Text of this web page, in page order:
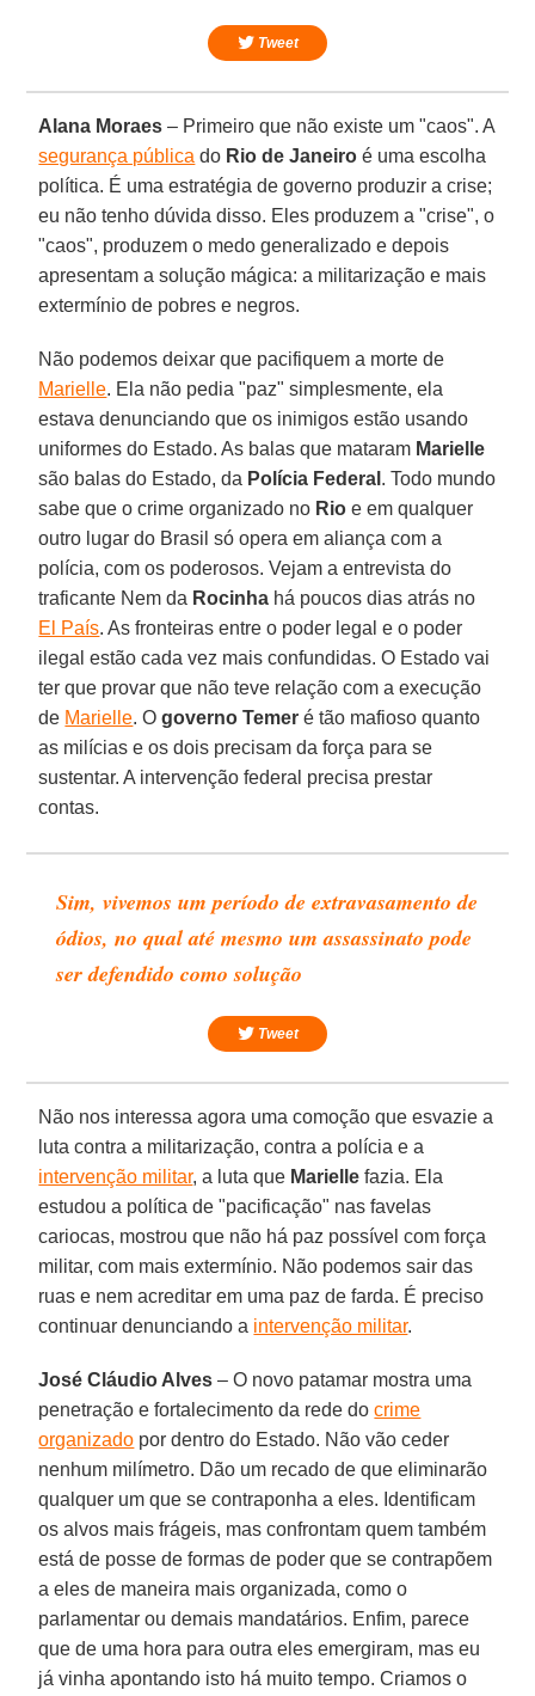
Tweet
Alana Moraes – Primeiro que não existe um "caos". A
segurança pública do Rio de Janeiro é uma escolha
política. É uma estratégia de governo produzir a crise;
eu não tenho dúvida disso. Eles produzem a "crise", o
"caos", produzem o medo generalizado e depois
apresentam a solução mágica: a militarização e mais
extermínio de pobres e negros.
Não podemos deixar que pacifiquem a morte de
Marielle. Ela não pedia "paz" simplesmente, ela
estava denunciando que os inimigos estão usando
uniformes do Estado. As balas que mataram Marielle
são balas do Estado, da Polícia Federal . Todo mundo
sabe que o crime organizado no Rio e em qualquer
outro lugar do Brasil só opera em aliança com a
polícia, com os poderosos. Vejam a entrevista do
traficante Nem da Rocinha há poucos dias atrás no
El País. As fronteiras entre o poder legal e o poder
ilegal estão cada vez mais confundidas. O Estado vai
ter que provar que não teve relação com a execução
de Marielle. Ogoverno Temer é tão mafioso quanto
as milícias e os dois precisam da força para se
sustentar. A intervenção federal precisa prestar
contas.
Sim, vivemos um período de extravasamento de
ódios, no qual até mesmo um assassinato pode
ser defendido como solução
Tweet
Não nos interessa agora uma comoção que esvazie a
luta contra a militarização, contra a polícia e a
intervenção militar, a luta que Marielle fazia. Ela
estudou a política de "pacificação" nas favelas
cariocas, mostrou que não há paz possível com força
militar, com mais extermínio. Não podemos sair das
ruas e nem acreditar em uma paz de farda. É preciso
continuar denunciando a intervenção militar.
José Cláudio Alves – O novo patamar mostra uma
penetração e fortalecimento da rede docrime
organizado por dentro do Estado. Não vão ceder
nenhum milímetro. Dão um recado de que eliminarão
qualquer um que se contraponha a eles. Identificam
os alvos mais frágeis, mas confrontam quem também
está de posse de formas de poder que se contrapõem
a eles de maneira mais organizada, como o
parlamentar ou demais mandatários. Enfim, parece
que de uma hora para outra eles emergiram, mas eu
já vinha apontando isto há muito tempo. Criamos o